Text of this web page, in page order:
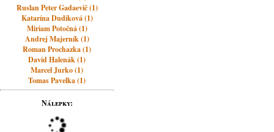
Ruslan Peter Gadaevič (1)
Katarína Dudíková (1)
Miriam Potočná (1)
Andrej Majerník (1)
Roman Prochazka (1)
David Halenák (1)
Marcel Jurko (1)
Tomas Pavelka (1)
Nálepky: